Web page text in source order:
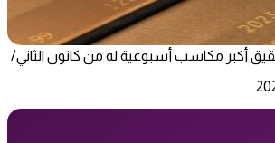
أكبر مكاسب أسبوعية له من كانون الثاني/